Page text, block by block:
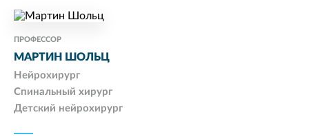
ПРОФЕССОР
МАРТИН ШОЛЬЦ
Нейрохирург
Спинальный хирург
Детский нейрохирург